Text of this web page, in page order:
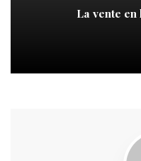
La vente